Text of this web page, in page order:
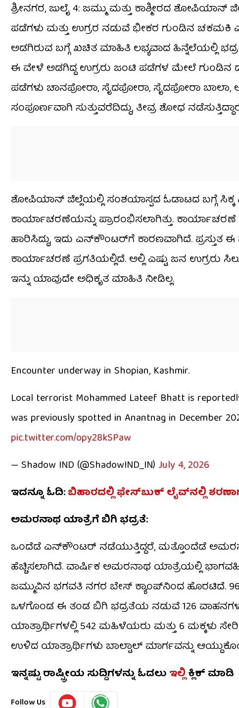
ಶ್ರೀನಗರ, ಜುಲೈ 4: ಜಮ್ಮು ಮತ್ತು ಕಾಶ್ಮೀರದ
ಪಡೆಗಳು ಮತ್ತು ಉಗ್ರರ ನಡುವೆ ಭೀಕರ ಗುಂಡಿನ
ಅಡಗಿರುವ ಬಗ್ಗೆ ಖಚಿತ ಮಾಹಿತಿ ಲಭ್ಯವಾದ ಹಿನ್ನೆಲೆಯಲ್ಲಿ
ಈ ವೇಳೆ ಅಡಗಿದ್ದ ಉಗ್ರರು ಜಂಟಿ ಪಡೆಗಳ ಮೇಲೆ ಗುಂಡಿನ
ಪಡೆಗಳು ಚಾನಪೋರಾ, ಸೈದಪೋರಾ, ಸೈದಪೋರಾ ಬಾಲಾ,
ಸಂಪೂರ್ಣವಾಗಿ ಸುತ್ತುವರೆದಿದ್ದು, ತೀವ್ರ ಶೋಧ
ಶೋಪಿಯಾನ್ ಜಿಲ್ಲೆಯಲ್ಲಿ ಸಂಶಯಾಸ್ಪದ ಓಡಾಟದ ಬಗ್ಗೆ
ಕಾರ್ಯಾಚರಣೆಯನ್ನು ಪ್ರಾರಂಭಿಸಲಾಗಿತ್ತು.
ಹಾರಿಸಿದ್ದು, ಇದು ಎನ್‌ಕೌಂಟರ್‌ಗೆ ಕಾರಣವಾಗಿದೆ. ಪ್ರಸ್ತುತ ಈ
ಕಾರ್ಯಾಚರಣೆ ಪ್ರಗತಿಯಲ್ಲಿದೆ. ಅಲ್ಲಿ ಎಷ್ಟು ಜನ ಉಗ್ರರು
ಇನ್ನು ಯಾವುದೇ ಅಧಿಕೃತ ಮಾಹಿತಿ ನೀಡಿಲ್ಲ.
Encounter underway in Shopian, Kashmir.
Local terrorist Mohammed Lateef Bhatt is
was previously spotted in Anantnag in December
pic.twitter.com/opy28kSPaw
— Shadow IND (@ShadowIND_IN) July 4, 2026
ಇದನ್ನೂ ಓದಿ:ಬಿಹಾರದಲ್ಲಿ ಫೇಸ್‌ಬುಕ್ ಲೈವ್‌ನಲ್ಲಿ
ಅಮರನಾಥ ಯಾತ್ರೆಗೆ ಬಿಗಿ ಭದ್ರತೆ:
ಒಂದೆಡೆ ಎನ್‌ಕೌಂಟರ್ ನಡೆಯುತ್ತಿದ್ದರೆ, ಮತ್ತೊಂದೆಡೆ
ಹೆಚ್ಚಿಸಲಾಗಿದೆ. ವಾರ್ಷಿಕ ಅಮರನಾಥ ಯಾತ್ರೆಯಲ್ಲಿ
ಜಮ್ಮುವಿನ ಭಗವತಿ ನಗರ ಬೇಸ್ ಕ್ಯಾಂಪ್‌ನಿಂದ ಹೊರಟಿದೆ.
ಒಳಗೊಂಡ ಈ ತಂಡ ಬಿಗಿ ಭದ್ರತೆಯ ನಡುವೆ 126
ಯಾತ್ರಾರ್ಥಿಗಳಲ್ಲಿ 542 ಮಹಿಳೆಯರು ಮತ್ತು 6 ಮಕ್ಕಳು
ಉಳಿದ ಯಾತ್ರಾರ್ಥಿಗಳು ಬಾಲ್ಟಾಲ್ ಮಾರ್ಗವನ್ನು
ಇನ್ನಷ್ಟು ರಾಷ್ಟ್ರೀಯ ಸುದ್ದಿಗಳನ್ನು ಓದಲು ಇಲ್ಲಿಕ್ಲಿಕ್ ಮಾಡಿ
Follow Us